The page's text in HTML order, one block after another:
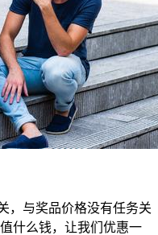
，与奖品价格没有任务关
什么钱，让我们优惠一